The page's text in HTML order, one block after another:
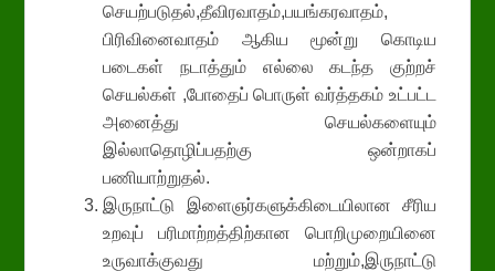
செயற்படுதல்,தீவிரவாதம்,பயங்கரவாதம்,
பிரிவினைவாதம் ஆகிய மூன்று கொடிய
படைகள் நடாத்தும் எல்லை கடந்த குற்றச்
செயல்கள் ,போதைப் பொருள் வர்த்தகம் உட்பட்ட
அனைத்து செயல்களையும்
இல்லாதொழிப்பதற்கு ஒன்றாகப்
பணியாற்றுதல்.
இருநாட்டு இளைஞர்களுக்கிடையிலான சீரிய
உறவுப் பரிமாற்றத்திற்கான பொறிமுறையினை
உருவாக்குவது மற்றும்,இருநாட்டு